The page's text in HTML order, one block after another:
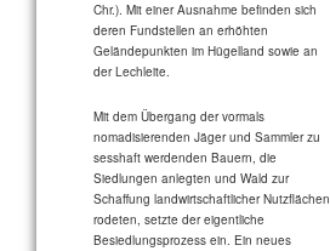
Chr.). Mit einer Ausnahme befinden sich
deren Fundstellen an erhöhten
Geländepunkten im Hügelland sowie an
der Lechleite.
Mit dem Übergang der vormals
nomadisierenden Jäger und Sammler zu
sesshaft werdenden Bauern, die
Siedlungen anlegten und Wald zur
Schaffung landwirtschaftlicher Nutzflächen
rodeten, setzte der eigentliche
Besiedlungsprozess ein. Ein neues